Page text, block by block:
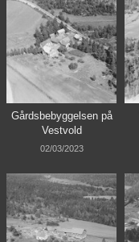
Gårdsbebyggelsen på
Vestvold
02/03/2023